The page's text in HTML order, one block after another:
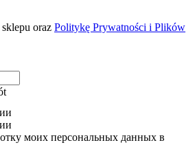
sklepu oraz Politykę Prywatności i Plików
моих персональных данных в